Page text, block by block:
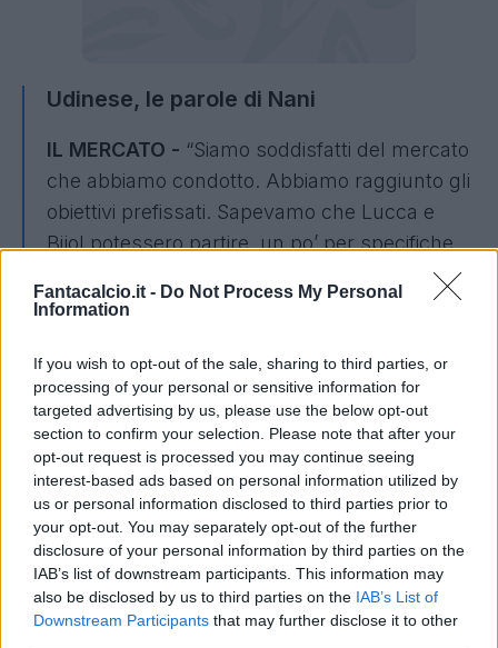
Fantacalcio.it - Do Not Process My Personal
Information
If you wish to opt-out of the sale, sharing to third parties, or
processing of your personal or sensitive information for
targeted advertising by us, please use the below opt-out
section to confirm your selection. Please note that after your
opt-out request is processed you may continue seeing
interest-based ads based on personal information utilized by
us or personal information disclosed to third parties prior to
your opt-out. You may separately opt-out of the further
disclosure of your personal information by third parties on the
IAB’s list of downstream participants. This information may
also be disclosed by us to third parties on the IAB’s List of
Downstream Participants that may further disclose it to other
Udinese, le parole di Nani
IL MERCATO - “Siamo soddisfatti del mercato
che abbiamo condotto. Abbiamo raggiunto gli
obiettivi prefissati. Sapevamo che Lucca e
Bijol potessero partire, un po’ per specifiche
andassero a fare esperienza altrove”.
L'ADDIO DI THAUVIN -“Un’uscita
inaspettata. Ha forzato talmente tanto ed è
stato difficile trattenerlo. Abbiamo scelto così
di lasciarlo andare".
MILLER E GUEYE -“Abbiamo fatto un
mercato da Udinese. È stata data poca
importanza ai trasferimenti di Gueye e Miller:
ragazzi che non sono conosciuti al grande
pubblico, ma che lo diventeranno. Ne sono